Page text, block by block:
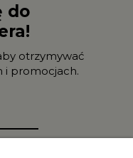
do
otrzymywać
i promocjach.